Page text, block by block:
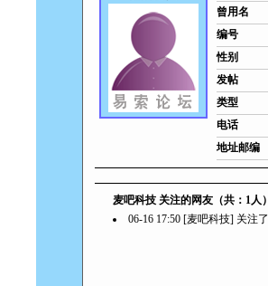
曾用名
编号
性别
发帖
类型
电话
地址邮编
麦吧科技 关注的网友（共：1人）
06-16 17:50 [麦吧科技] 关注了